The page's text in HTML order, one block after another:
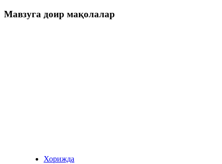
Мавзуга доир мақолалар
Хорижда